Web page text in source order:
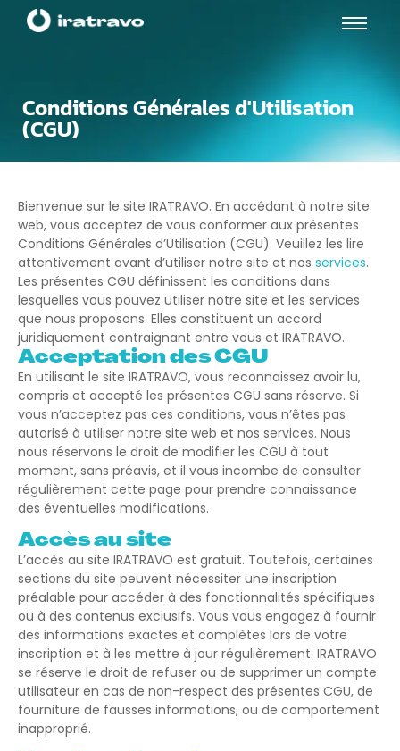
Conditions Générales d'Utilisation
(CGU)
Bienvenue sur le site IRATRAVO. En accédant à notre site
web, vous acceptez de vous conformer aux présentes
Conditions Générales d’Utilisation (CGU). Veuillez les lire
attentivement avant d’utiliser notre site et nos services.
Les présentes CGU définissent les conditions dans
lesquelles vous pouvez utiliser notre site et les services
que nous proposons. Elles constituent un accord
juridiquement contraignant entre vous et IRATRAVO.
Acceptation des CGU
En utilisant le site IRATRAVO, vous reconnaissez avoir lu,
compris et accepté les présentes CGU sans réserve. Si
vous n’acceptez pas ces conditions, vous n’êtes pas
autorisé à utiliser notre site web et nos services. Nous
nous réservons le droit de modifier les CGU à tout
moment, sans préavis, et il vous incombe de consulter
régulièrement cette page pour prendre connaissance
des éventuelles modifications.
Accès au site
L’accès au site IRATRAVO est gratuit. Toutefois, certaines
sections du site peuvent nécessiter une inscription
préalable pour accéder à des fonctionnalités spécifiques
ou à des contenus exclusifs. Vous vous engagez à fournir
des informations exactes et complètes lors de votre
inscription et à les mettre à jour régulièrement. IRATRAVO
se réserve le droit de refuser ou de supprimer un compte
utilisateur en cas de non-respect des présentes CGU, de
fourniture de fausses informations, ou de comportement
inapproprié.